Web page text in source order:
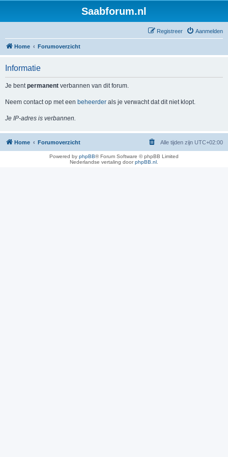
Saabforum.nl
Aanmelden
Registreer
Home Forumoverzicht
Informatie
Je bentpermanent verbannen van dit forum.
Neem contact op met een beheerder als je verwacht dat dit niet klopt.
Je IP-adres is verbannen.
Home Forumoverzicht Alle tijden zijn UTC+02:00
Powered by phpBB® Forum Software © phpBB Limited
Nederlandse vertaling doorphpBB.nl